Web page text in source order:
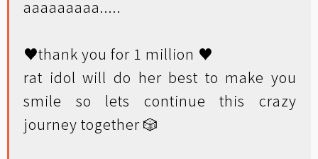
aaaaaaaaa.....
♥️thank you for 1 million ♥️
rat idol will do her best to make you
smile so lets continue this crazy
journey together 🎲